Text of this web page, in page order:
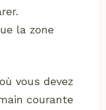
la zone
vous devez
courante